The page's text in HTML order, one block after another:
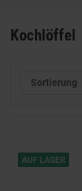
Kochlöffel
Sortierung
AUF LAGER